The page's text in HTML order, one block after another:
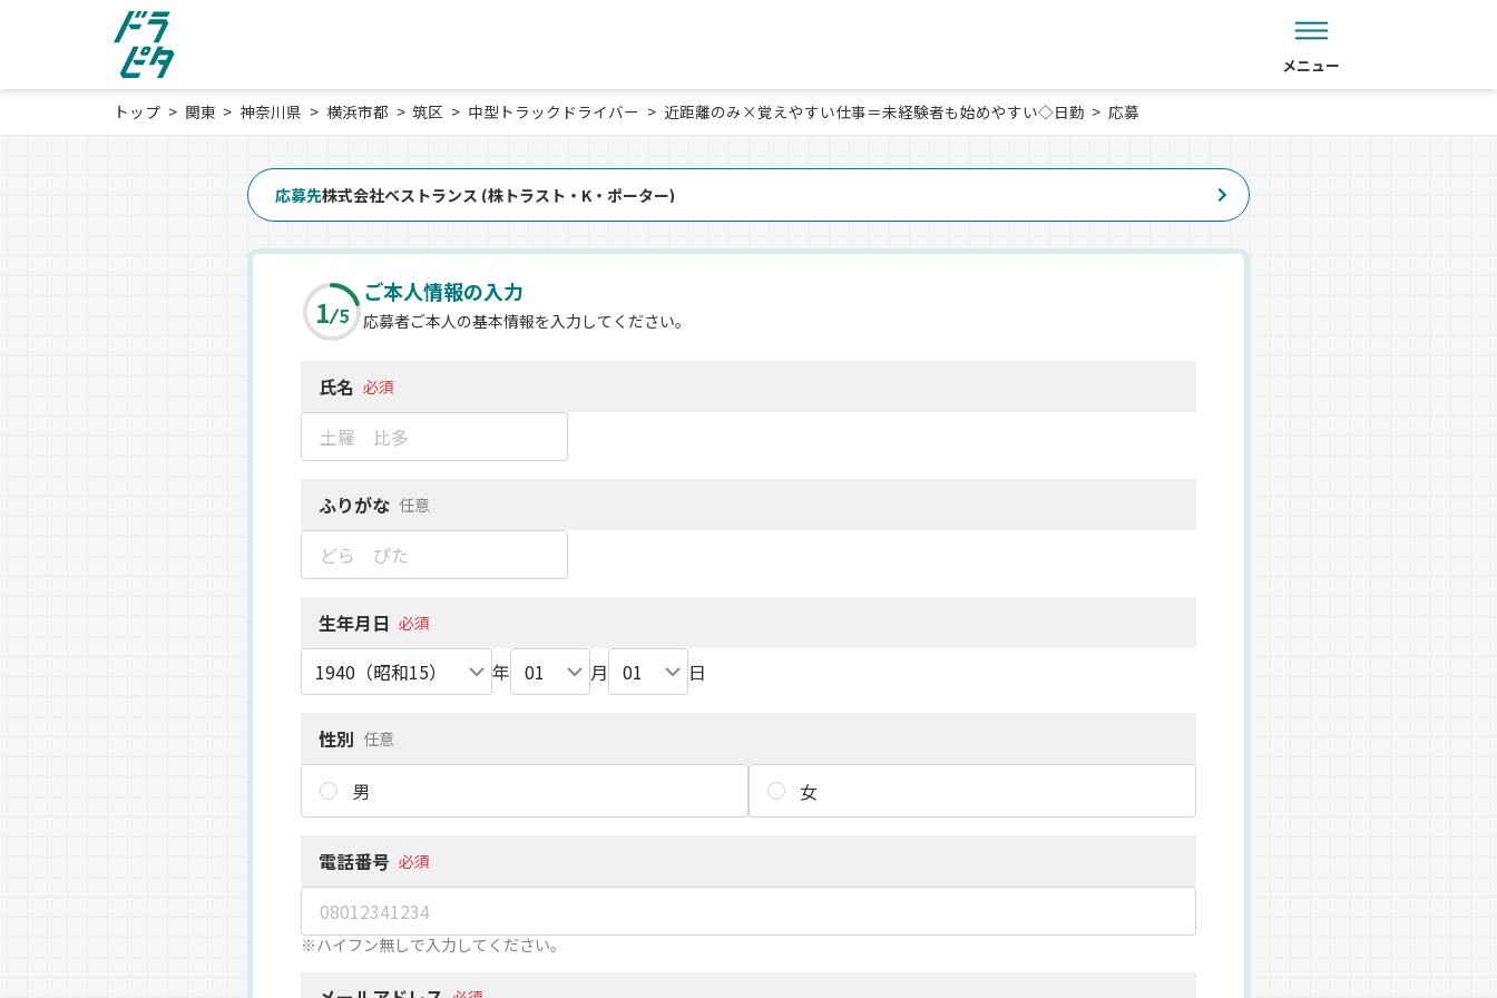
メニュー
トップ 関東 神奈川県 横浜市都 筑区 中型トラックドライバー 近距離のみ×覚えやすい仕事＝未経験者も始めやすい◇日勤 応募
応募先株式会社ベストランス (株トラスト・K・ポーター)
1 5
ご本人情報の入力
応募者ご本人の基本情報を入力してください。
氏名 必須
ふりがな 任意
生年月日 必須
年 月 日
性別 任意
男 女
電話番号 必須
※ハイフン無しで入力してください。